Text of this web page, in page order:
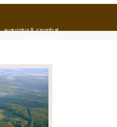
augusztus 8. szombat,